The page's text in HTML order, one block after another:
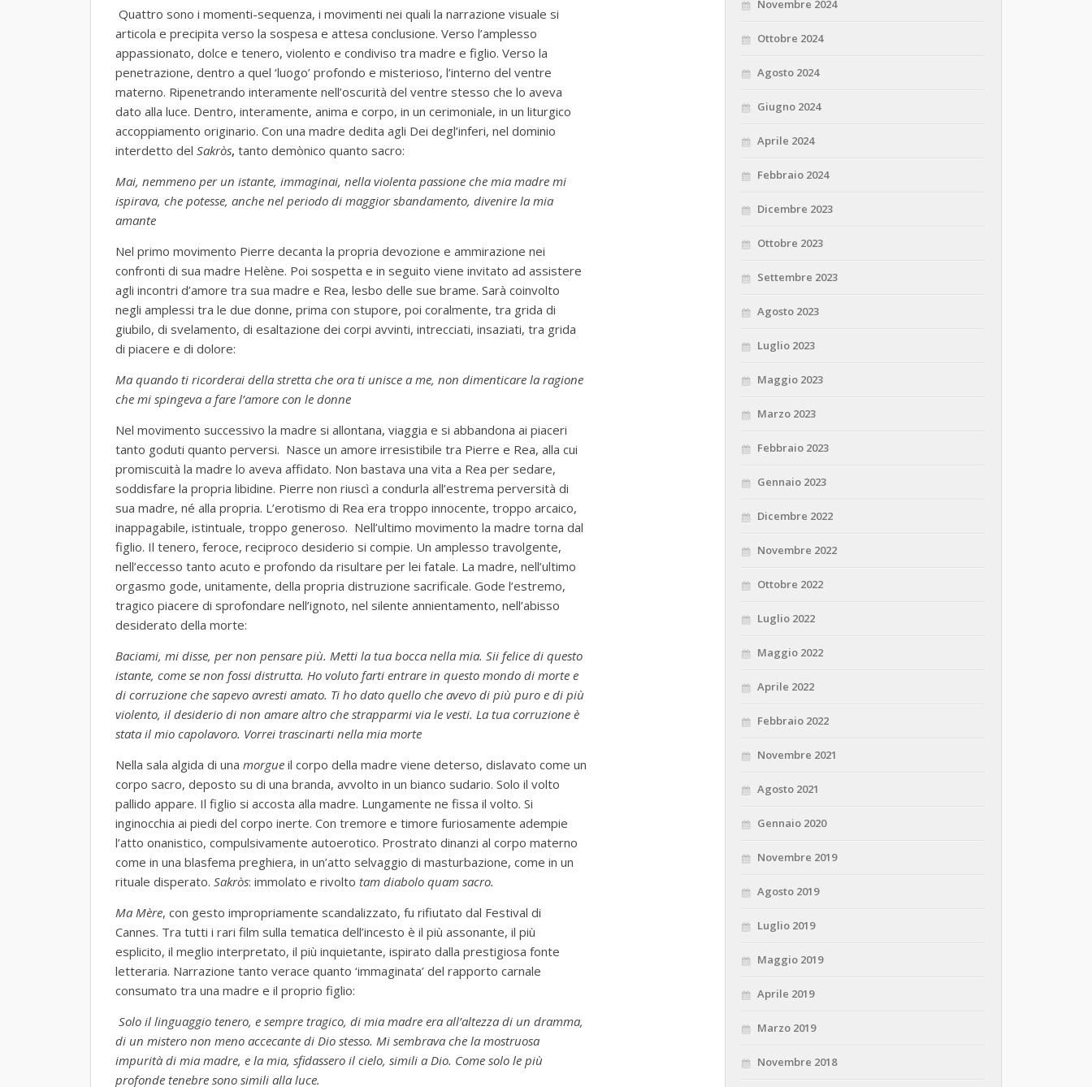
Quattro sono i momenti-sequenza, i movimenti nei quali la narrazione visuale si
articola e precipita verso la sospesa e attesa conclusione. Verso l’amplesso
appassionato, dolce e tenero, violento e condiviso tra madre e figlio. Verso la
penetrazione, dentro a quel ‘luogo’ profondo e misterioso, l’interno del ventre
materno. Ripenetrando interamente nell’oscurità del ventre stesso che lo aveva
dato alla luce. Dentro, interamente, anima e corpo, in un cerimoniale, in un liturgico
accoppiamento originario. Con una madre dedita agli Dei degl’inferi, nel dominio
interdetto del Sakròs, tanto demònico quanto sacro:
Mai, nemmeno per un istante, immaginai, nella violenta passione che mia madre mi
ispirava, che potesse, anche nel periodo di maggior sbandamento, divenire la mia
amante
Nel primo movimento Pierre decanta la propria devozione e ammirazione nei
confronti di sua madre Helène. Poi sospetta e in seguito viene invitato ad assistere
agli incontri d’amore tra sua madre e Rea, lesbo delle sue brame. Sarà coinvolto
negli amplessi tra le due donne, prima con stupore, poi coralmente, tra grida di
giubilo, di svelamento, di esaltazione dei corpi avvinti, intrecciati, insaziati, tra grida
di piacere e di dolore:
Ma quando ti ricorderai della stretta che ora ti unisce a me, non dimenticare la ragione
che mi spingeva a fare l’amore con le donne
Nel movimento successivo la madre si allontana, viaggia e si abbandona ai piaceri
tanto goduti quanto perversi. Nasce un amore irresistibile tra Pierre e Rea, alla cui
promiscuità la madre lo aveva affidato. Non bastava una vita a Rea per sedare,
soddisfare la propria libidine. Pierre non riuscì a condurla all’estrema perversità di
sua madre, né alla propria. L’erotismo di Rea era troppo innocente, troppo arcaico,
inappagabile, istintuale, troppo generoso. Nell’ultimo movimento la madre torna dal
figlio. Il tenero, feroce, reciproco desiderio si compie. Un amplesso travolgente,
nell’eccesso tanto acuto e profondo da risultare per lei fatale. La madre, nell’ultimo
orgasmo gode, unitamente, della propria distruzione sacrificale. Gode l’estremo,
tragico piacere di sprofondare nell’ignoto, nel silente annientamento, nell’abisso
desiderato della morte:
Baciami, mi disse, per non pensare più. Metti la tua bocca nella mia. Sii felice di questo
istante, come se non fossi distrutta. Ho voluto farti entrare in questo mondo di morte e
di corruzione che sapevo avresti amato. Ti ho dato quello che avevo di più puro e di più
violento, il desiderio di non amare altro che strapparmi via le vesti. La tua corruzione è
stata il mio capolavoro. Vorrei trascinarti nella mia morte
Nella sala algida di una morgue il corpo della madre viene deterso, dislavato come un
corpo sacro, deposto su di una branda, avvolto in un bianco sudario. Solo il volto
pallido appare. Il figlio si accosta alla madre. Lungamente ne fissa il volto. Si
inginocchia ai piedi del corpo inerte. Con tremore e timore furiosamente adempie
l’atto onanistico, compulsivamente autoerotico. Prostrato dinanzi al corpo materno
come in una blasfema preghiera, in un’atto selvaggio di masturbazione, come in un
rituale disperato. Sakròs: immolato e rivolto tam diabolo quam sacro.
Ma Mère, con gesto impropriamente scandalizzato, fu rifiutato dal Festival di
Cannes. Tra tutti i rari film sulla tematica dell’incesto è il più assonante, il più
esplicito, il meglio interpretato, il più inquietante, ispirato dalla prestigiosa fonte
letteraria. Narrazione tanto verace quanto ‘immaginata’ del rapporto carnale
consumato tra una madre e il proprio figlio:
Solo il linguaggio tenero, e sempre tragico, di mia madre era all’altezza di un dramma,
di un mistero non meno accecante di Dio stesso. Mi sembrava che la mostruosa
impurità di mia madre, e la mia, sfidassero il cielo, simili a Dio. Come solo le più
profonde tenebre sono simili alla luce.
Novembre 2024
Ottobre 2024
Agosto 2024
Giugno 2024
Aprile 2024
Febbraio 2024
Dicembre 2023
Ottobre 2023
Settembre 2023
Agosto 2023
Luglio 2023
Maggio 2023
Marzo 2023
Febbraio 2023
Gennaio 2023
Dicembre 2022
Novembre 2022
Ottobre 2022
Luglio 2022
Maggio 2022
Aprile 2022
Febbraio 2022
Novembre 2021
Agosto 2021
Gennaio 2020
Novembre 2019
Agosto 2019
Luglio 2019
Maggio 2019
Aprile 2019
Marzo 2019
Novembre 2018